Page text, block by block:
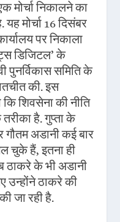
मोर्चा निकालने का
मोर्चा 16 दिसंबर
पर निकाला
डिजिटल’ के
पुनर्विकास समिति के
की. इस
शिवसेना की नीति
है. गुप्ता के
गौतम अडानी कई बार
चुके हैं, इतना ही
ठाकरे के भी अडानी
उन्होंने ठाकरे की
जा रही है.